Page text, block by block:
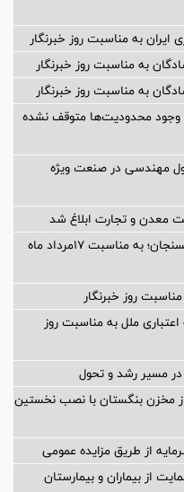
به مناسبت روز خبرنگار
به مناسبت روز خبرنگار
به مناسبت روز خبرنگار
محدودیت‌ها متوقف نشده
مهندسی در صنعت ویژه
معدن و تجارت ابلاغ شد
پیام تبریک مدیر عامل منطقه ویژه رفسنجان؛ به مناسبت ۱۷مرداد ماه
روز خبرنگار
ملل به مناسبت روز
در مسیر رشد و تحول
مخزن بنگستان با نصب نخستین
از طریق مزایده عمومی
از بیماران و بیمارستان